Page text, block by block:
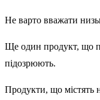
Не варто вважати
Ще один продукт, що
підозрюють.
Продукти, що містять